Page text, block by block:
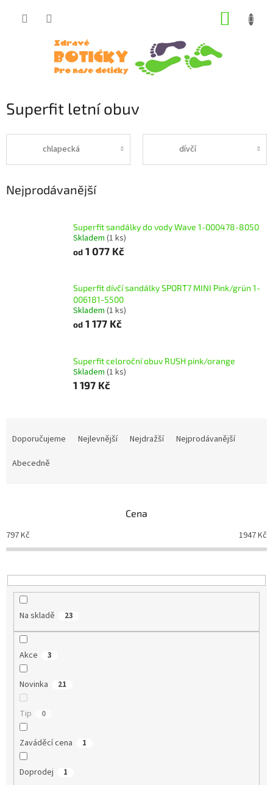
Superfit letní obuv
chlapecká dívčí
Nejprodávanější
Superfit sandálky do vody Wave 1-000478-8050
Skladem (1 ks)
od 1 077 Kč
Superfit dívčí sandálky SPORT7 MINI Pink/grün 1-
006181-5500
Skladem (1 ks)
od 1 177 Kč
Superfit celoroční obuv RUSH pink/orange
Skladem (1 ks)
1 197 Kč
o
d
k
t
Doporučujeme Nejlevnější Nejdražší
Nejprodávanější
Abecedně
Cena
797Kč 1947Kč
Na skladě 23
Akce 3
Novinka 21
Tip 0
Zaváděcí cena 1
Doprodej 1